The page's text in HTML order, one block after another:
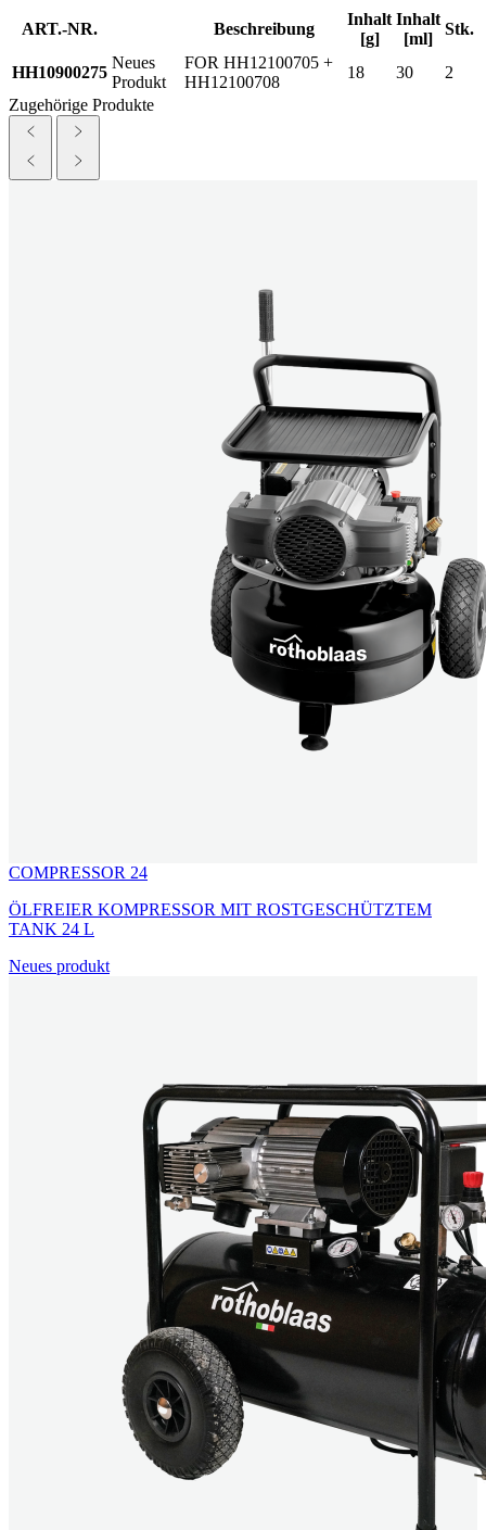
ART.-NR. Beschreibung
Inhalt
[g]
Inhalt
[ml]
Stk.
HH10900275
Neues
Produkt
FOR HH12100705 +
HH12100708
18 30
2
Zugehörige Produkte
COMPRESSOR 24
ÖLFREIER KOMPRESSOR MIT ROSTGESCHÜTZTEM
TANK 24 L
Neues produkt